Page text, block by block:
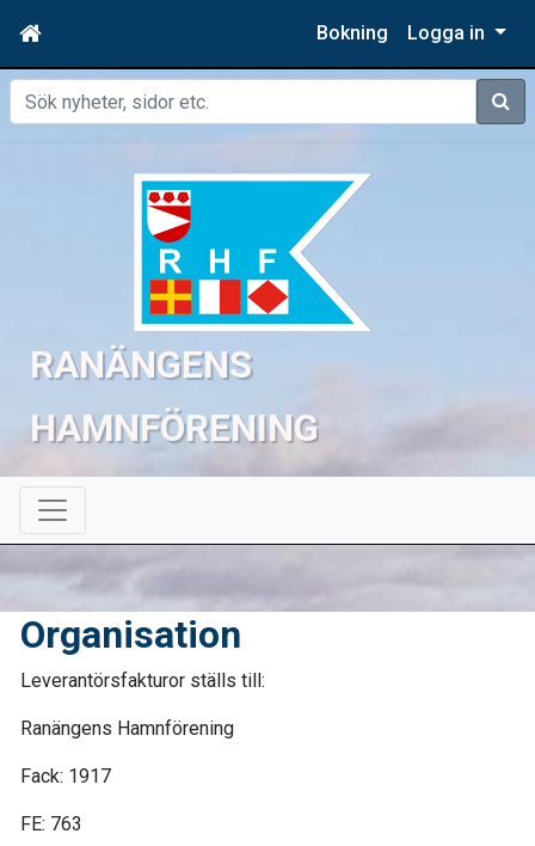
Bokning Logga in
Sök
RANÄNGENS
HAMNFÖRENING
Organisation
Leverantörsfakturor ställs till:
Ranängens Hamnförening
Fack: 1917
FE: 763